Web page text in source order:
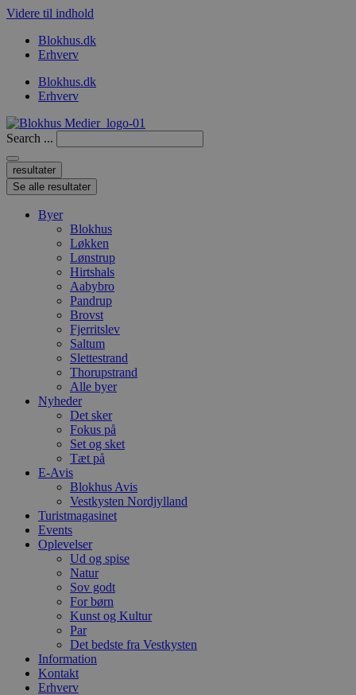
Videre til indhold
Blokhus.dk
Erhverv
Blokhus.dk
Erhverv
Search ...
resultater
Se alle resultater
Byer
Blokhus
Løkken
Lønstrup
Hirtshals
Aabybro
Pandrup
Brovst
Fjerritslev
Saltum
Slettestrand
Thorupstrand
Alle byer
Nyheder
Det sker
Fokus på
Set og sket
Tæt på
E-Avis
Blokhus Avis
Vestkysten Nordjylland
Turistmagasinet
Events
Oplevelser
Ud og spise
Natur
Sov godt
For børn
Kunst og Kultur
Par
Det bedste fra Vestkysten
Information
Kontakt
Erhverv